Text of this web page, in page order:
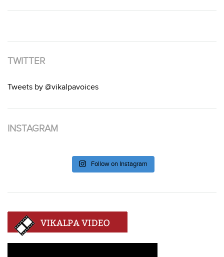
TWITTER
Tweets by @vikalpavoices
INSTAGRAM
Follow on Instagram